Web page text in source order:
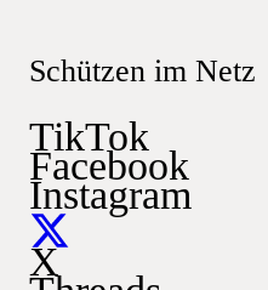
Schützen im Netz
TikTok
Facebook
Instagram
X